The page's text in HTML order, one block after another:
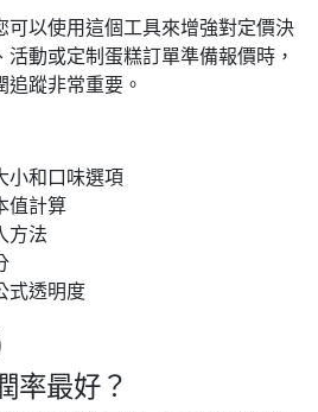
可以使用這個工具來增強對定價決
動或定制蛋糕訂單準備報價時，
蹤非常重要。
小和口味選項
值計算
方法
式透明度
率最好？